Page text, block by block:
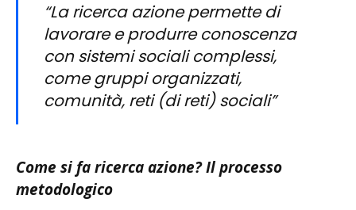
“La ricerca azione permette di
lavorare e produrre conoscenza
con sistemi sociali complessi,
come gruppi organizzati,
comunità, reti (di reti) sociali”
Come si fa ricerca azione? Il processo
metodologico